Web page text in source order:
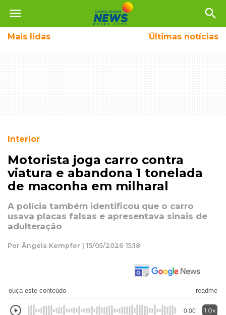
menu search
Mais lidas Últimas notícias
Interior
Motorista joga carro contra
viatura e abandona 1 tonelada
de maconha em milharal
A polícia também identificou que o carro
usava placas falsas e apresentava sinais de
adulteração
Por Ângela Kempfer | 15/05/2026 15:18
ouça este conteúdo readme
0:00 1.0x